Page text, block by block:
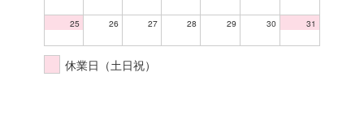
25 26 27 28 29 30 31
休業日（土日祝）